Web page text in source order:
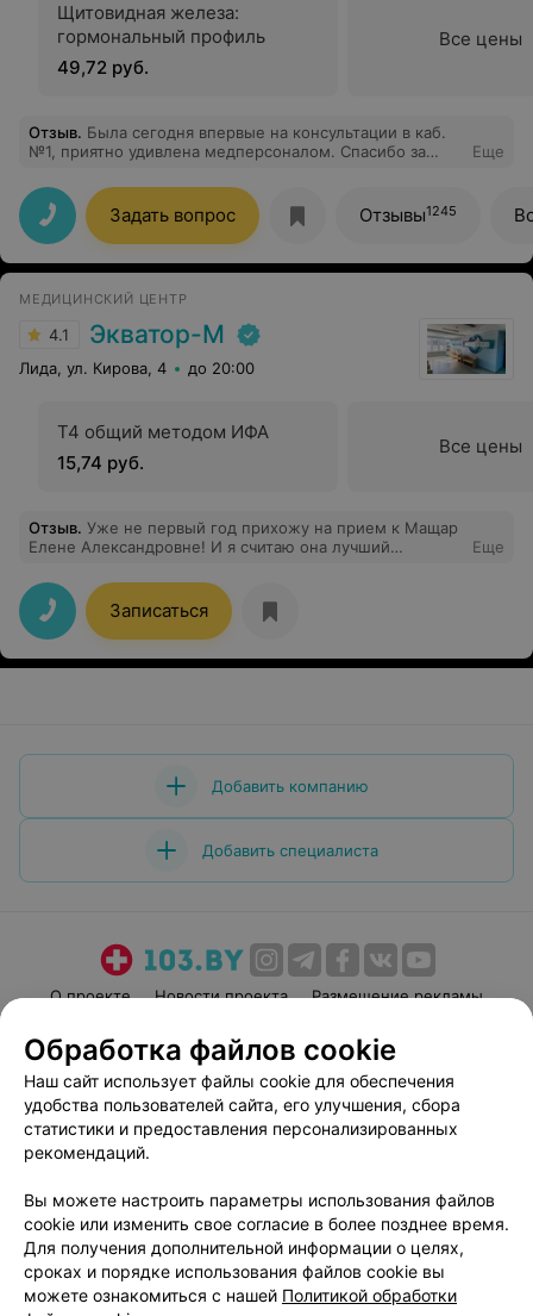
Щитовидная железа:
гормональный профиль
49,72 руб.
Все цены
Отзыв. Была сегодня впервые на консультации в каб.
№1, приятно удивлена медперсоналом. Спасибо за
Еще
Задать вопрос Отзывы1245
МЕДИЦИНСКИЙ ЦЕНТР
4.1 Экватор-М
Лида, ул. Кирова, 4 до 20:00
Т4 общий методом ИФА
15,74 руб.
Все цены
Отзыв. Уже не первый год прихожу на прием к Мащар
Елене Александровне! И я считаю она лучший
опытом работы, все всегда подробно объяснит,
расскажет. Спасибо за вашу работу!
Еще
Записаться
Добавить компанию
Добавить специалиста
О проекте Новости проекта
Размещение рекламы
Пользовательское соглашение
Способы оплаты
Вакансии
Партнеры
Написать руководителю 103.by
Персональные настройки cookie
Обработка персональных данных
Обработка файлов cookie
Наш сайт использует файлы cookie для обеспечения
удобства пользователей сайта, его улучшения, сбора
статистики и предоставления персонализированных
рекомендаций.
Вы можете настроить параметры использования файлов
cookie или изменить свое согласие в более позднее время.
Для получения дополнительной информации о целях,
сроках и порядке использования файлов cookie вы
можете ознакомиться с нашей Политикой обработки